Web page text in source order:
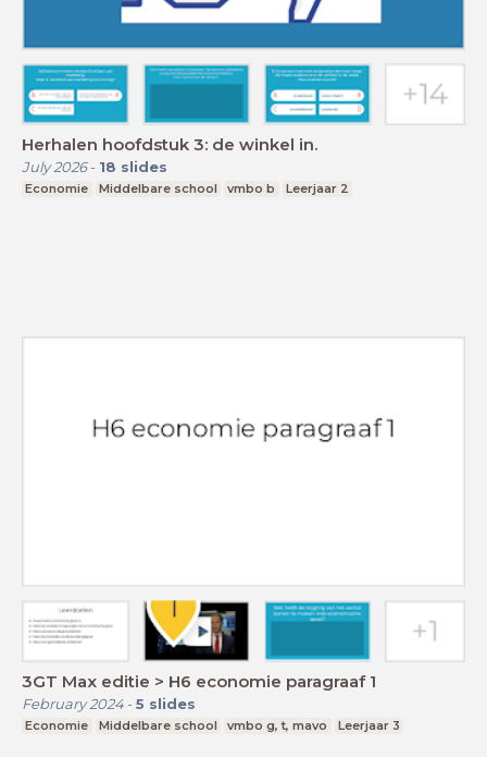
Herhalen hoofdstuk 3: de winkel in.
July 2026- 18 slides
Economie Middelbare school vmbo b Leerjaar 2
3GT Max editie > H6 economie paragraaf 1
February 2024- 5 slides
Economie Middelbare school vmbo g, t, mavo Leerjaar 3